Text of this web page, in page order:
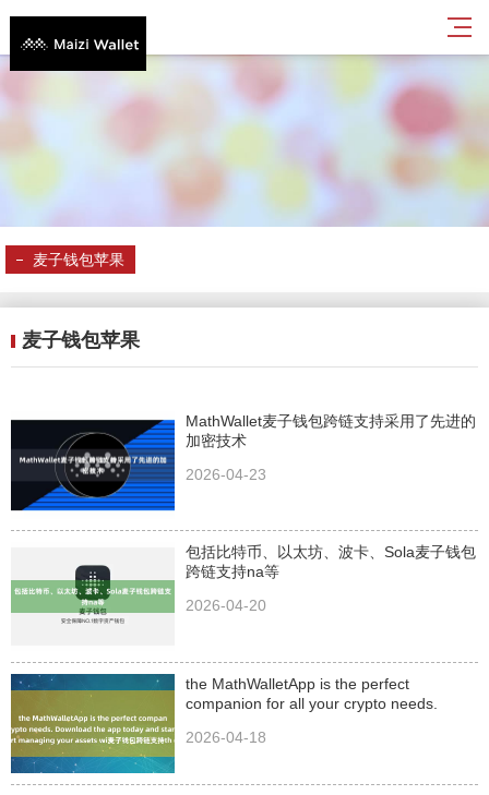
麦子钱包苹果
麦子钱包苹果
2026-04-23
MathWallet麦子钱包跨链支持采用了先进的
加密技术
2026-04-20
包括比特币、以太坊、波卡、Sola麦子钱包
跨链支持na等
2026-04-18
the MathWalletApp is the perfect
companion for all your crypto needs.